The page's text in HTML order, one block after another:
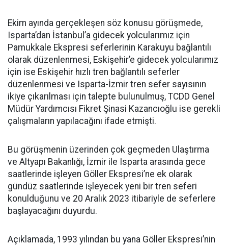
Ekim ayında gerçekleşen söz konusu görüşmede,
Isparta’dan İstanbul’a gidecek yolcularımız için
Pamukkale Ekspresi seferlerinin Karakuyu bağlantılı
olarak düzenlenmesi, Eskişehir’e gidecek yolcularımız
için ise Eskişehir hızlı tren bağlantılı seferler
düzenlenmesi ve Isparta-İzmir tren sefer sayısının
ikiye çıkarılması için talepte bulunulmuş, TCDD Genel
Müdür Yardımcısı Fikret Şinasi Kazancıoğlu ise gerekli
çalışmaların yapılacağını ifade etmişti.
Bu görüşmenin üzerinden çok geçmeden Ulaştırma
ve Altyapı Bakanlığı, İzmir ile Isparta arasında gece
saatlerinde işleyen Göller Ekspresi’ne ek olarak
gündüz saatlerinde işleyecek yeni bir tren seferi
konulduğunu ve 20 Aralık 2023 itibariyle de seferlere
başlayacağını duyurdu.
Açıklamada, 1993 yılından bu yana Göller Ekspresi’nin